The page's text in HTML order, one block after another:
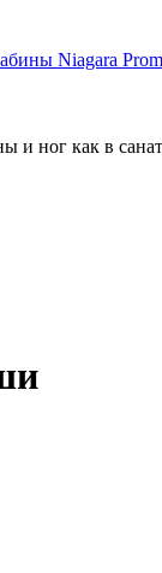
Niagara
и ног как в